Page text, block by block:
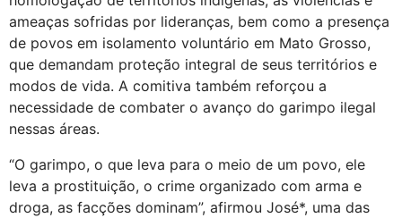
ameaças sofridas por lideranças, bem como a presença
de povos em isolamento voluntário em Mato Grosso,
que demandam proteção integral de seus territórios e
modos de vida. A comitiva também reforçou a
necessidade de combater o avanço do garimpo ilegal
nessas áreas.
“O garimpo, o que leva para o meio de um povo, ele
leva a prostituição, o crime organizado com arma e
droga, as facções dominam”, afirmou José*, uma das